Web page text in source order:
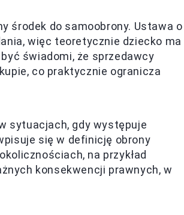
środek do samoobrony. Ustawa o
więc teoretycznie dziecko ma
świadomi, że sprzedawcy
co praktycznie ogranicza
sytuacjach, gdy występuje
się w definicję obrony
na przykład
konsekwencji prawnych, w